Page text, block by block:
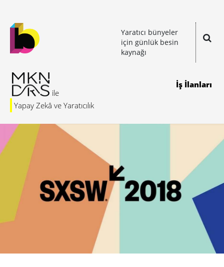
Yaratıcı bünyeler
için günlük besin
kaynağı
Yapay Zekâ ve Yaratıcılık
İş İlanları